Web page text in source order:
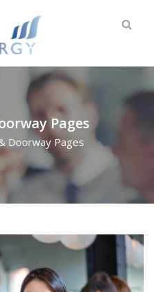
Pages
Doorway Pages